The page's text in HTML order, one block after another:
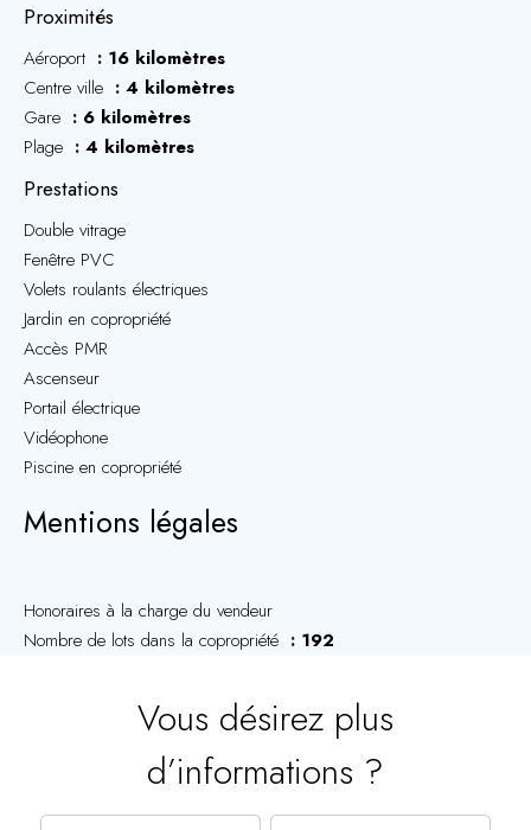
Proximités
Aéroport
16 kilomètres
Centre ville
4 kilomètres
Gare
6 kilomètres
Plage
4 kilomètres
Prestations
Double vitrage
Fenêtre PVC
Volets roulants électriques
Jardin en copropriété
Accès PMR
Ascenseur
Portail électrique
Vidéophone
Piscine en copropriété
Mentions légales
Honoraires à la charge du vendeur
Nombre de lots dans la copropriété
192
Vous désirez plus
d’informations ?